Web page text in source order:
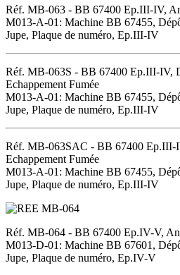
Réf. MB-063 - BB 67400 Ep.III-IV,
M013-A-01: Machine BB 67455,
Jupe, Plaque de numéro, Ep.III-IV
Réf. MB-063S - BB 67400 Ep.III-IV,
Echappement Fumée
M013-A-01: Machine BB 67455,
Jupe, Plaque de numéro, Ep.III-IV
Réf. MB-063SAC - BB 67400 Ep.III-
Echappement Fumée
M013-A-01: Machine BB 67455,
Jupe, Plaque de numéro, Ep.III-IV
Réf. MB-064 - BB 67400 Ep.IV-V,
M013-D-01: Machine BB 67601,
Jupe, Plaque de numéro, Ep.IV-V